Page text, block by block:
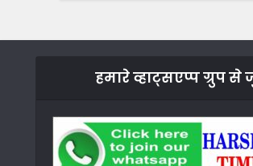
हमारे व्हाट्सएप्प ग्रुप से